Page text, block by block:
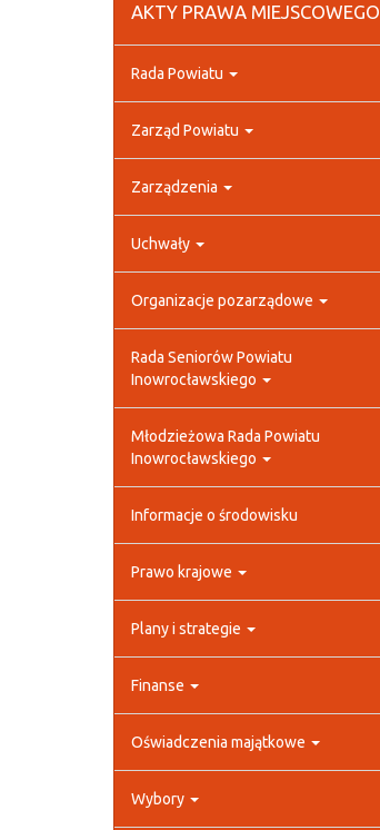
AKTY PRAWA MIEJSCOWEGO
Rada Powiatu
Zarząd Powiatu
Zarządzenia
Uchwały
Organizacje pozarządowe
Rada Seniorów Powiatu
Inowrocławskiego
Młodzieżowa Rada Powiatu
Inowrocławskiego
Informacje o środowisku
Prawo krajowe
Plany i strategie
Finanse
Oświadczenia majątkowe
Wybory